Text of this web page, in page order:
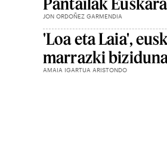
JON ORDOÑEZ GARMENDIA
'Loa eta Laia',
marrazki
AMAIA IGARTUA ARISTONDO